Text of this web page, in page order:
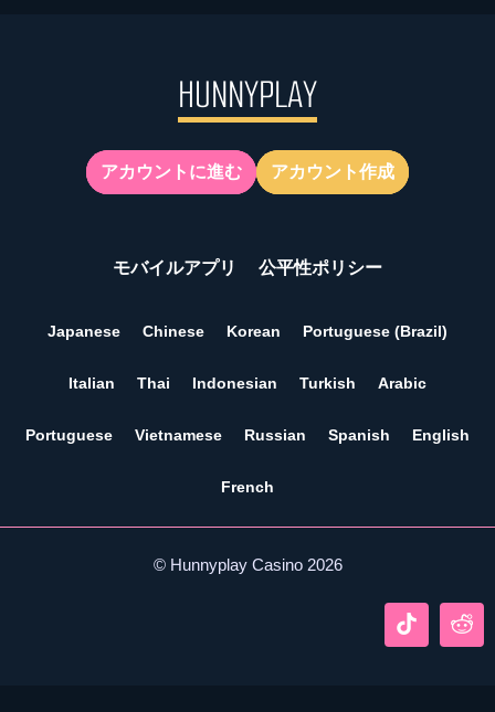
アカウントに進む アカウント作成
モバイルアプリ 公平性ポリシー
Japanese Chinese Korean Portuguese (Brazil)
Italian Thai Indonesian Turkish Arabic
Portuguese Vietnamese Russian Spanish English
French
© Hunnyplay Casino 2026